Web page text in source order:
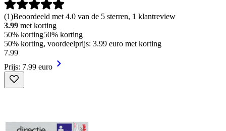
(1)Beoordeeld met 4.0 van de 5 sterren, 1 klantreview
3.99 met korting
50% korting50% korting
50% korting, voordeelprijs: 3.99 euro met korting
7.99
Prijs: 7.99 euro